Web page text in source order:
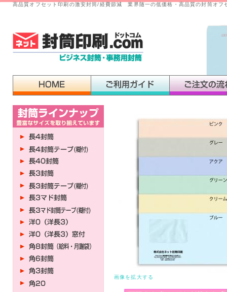
高品質オフセット印刷の激安封筒/経費節減 業界随一の低価格・高品質の封筒オフ
画像を拡大する